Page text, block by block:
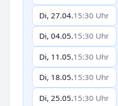
Di, 27.04.15:30 Uhr
Di, 04.05.15:30 Uhr
Di, 11.05.15:30 Uhr
Di, 18.05.15:30 Uhr
Di, 25.05.15:30 Uhr